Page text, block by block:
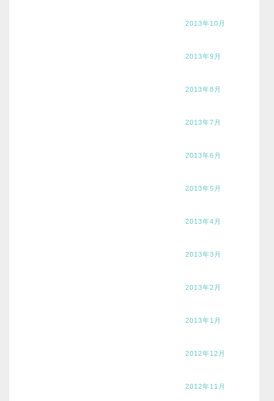
2013年10月
2013年9月
2013年8月
2013年7月
2013年6月
2013年5月
2013年4月
2013年3月
2013年2月
2013年1月
2012年12月
2012年11月